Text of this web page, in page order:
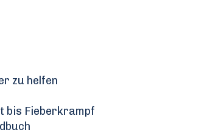
zu helfen
bis Fieberkrampf